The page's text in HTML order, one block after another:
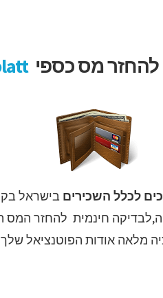
להחזר מס כספי
בישראל
חינמית להחזר
מלאה אודות הפוטנציאל